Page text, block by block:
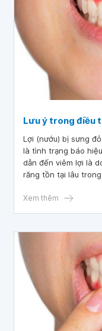
Lưu ý trong điều
Lợi (nướu) bị sưng
là tình trạng báo
dẫn đến viêm lợi là
răng tồn tại lâu
con.
Xem thêm